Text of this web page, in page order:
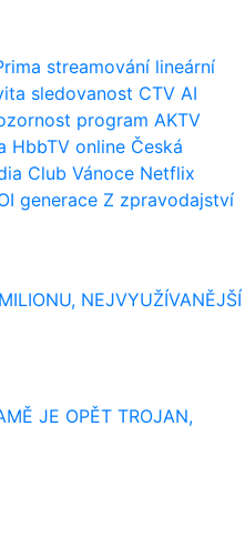
streamování lineární
sledovanost CTV AI
program AKTV
HbbTV online Česká
Club Vánoce Netflix
generace Z zpravodajství
NEJVYUŽÍVANĚJŠÍ
JE OPĚT TROJAN,